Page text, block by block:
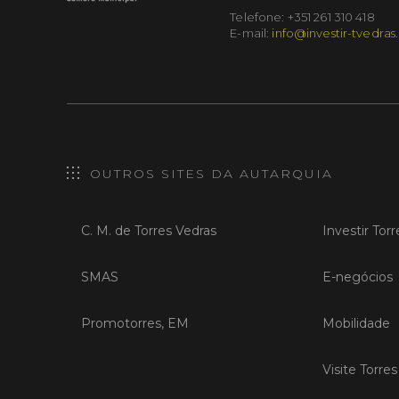
Telefone: +351 261 310 418
E-mail: info@investir-
OUTROS SITES DA AUTARQUIA
C. M. de Torres Vedras
SMAS
Promotorres, EM
Investir
E-negócios
Mobilidade
Visite